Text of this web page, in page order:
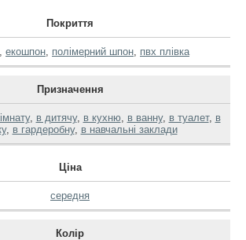
Покриття
екошпон полімерний шпон пвх плівка
Призначення
, в дитячу, в кухню, в ванну, в туалет, в
, в гардеробну, в навчальні заклади
Ціна
середня
Колір